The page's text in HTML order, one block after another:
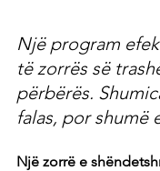
Një program
të zorrës së
përbërës.
falas, por shumë
Një zorrë e